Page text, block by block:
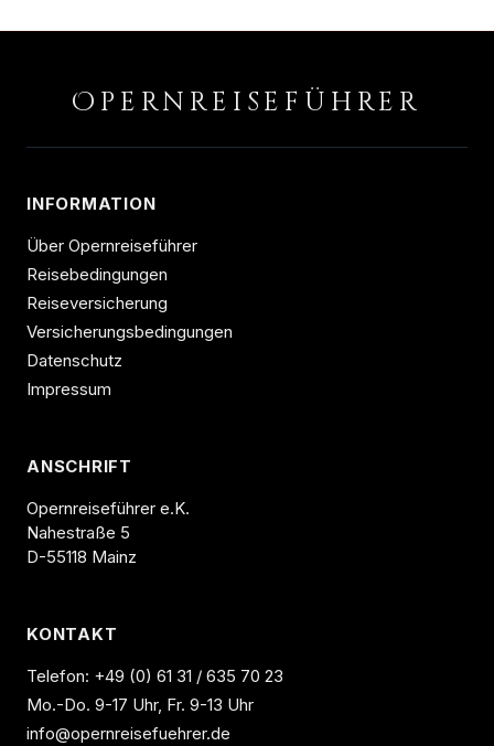
O PERNREISEFÜHRER
INFORMATION
Über Opernreiseführer
Reisebedingungen
Reiseversicherung
Versicherungsbedingungen
Datenschutz
Impressum
ANSCHRIFT
Opernreiseführer e.K.
Nahestraße 5
D-55118 Mainz
KONTAKT
Telefon: +49 (0) 61 31 / 635 70 23
Mo.-Do. 9-17 Uhr, Fr. 9-13 Uhr
info@opernreisefuehrer.de